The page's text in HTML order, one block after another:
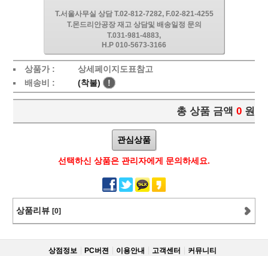
T.서울사무실 상담 T.02-812-7282, F.02-821-4255
T.몬드리안공장 재고 상담및 배송일정 문의
T.031-981-4883,
H.P 010-5673-3166
상품가 :
상세페이지도표참고
배송비 :
(착불) !
총 상품 금액 0 원
관심상품
선택하신 상품은 관리자에게 문의하세요.
상품리뷰 [0]
상점정보 PC버젼 이용안내 고객센터 커뮤니티